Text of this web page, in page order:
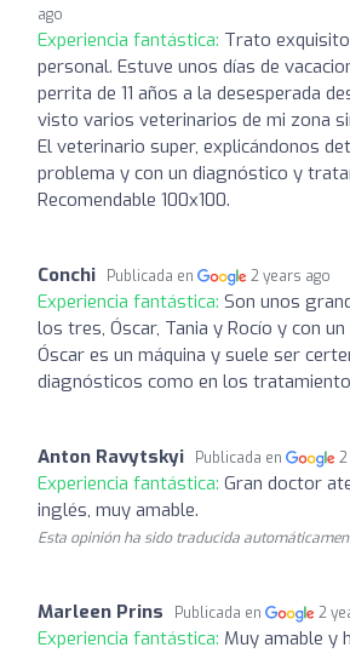
ago
Experiencia fantástica: Trato
personal. Estuve unos días de
perrita de 11 años a la desesperada
visto varios veterinarios de mi zona
El veterinario super, explicándonos
problema y con un diagnóstico y
Recomendable 100x100.
Conchi Publicada en 2 years ago
Experiencia fantástica: Son unos
los tres, Óscar, Tania y Rocío y con
Óscar es un máquina y suele ser
diagnósticos como en los
Anton Ravytskyi Publicada en
Experiencia fantástica: Gran doctor
inglés, muy amable.
Esta opinión ha sido traducida
Marleen Prins Publicada en 2
Experiencia fantástica: Muy amable y